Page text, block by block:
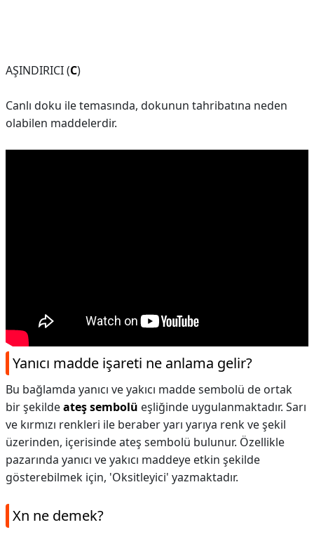
AŞINDIRICI (C)
Canlı doku ile temasında, dokunun tahribatına neden
olabilen maddelerdir.
Yanıcı madde işareti ne anlama gelir?
Bu bağlamda yanıcı ve yakıcı madde sembolü de ortak
bir şekildeateş sembolü eşliğinde uygulanmaktadır. Sarı
ve kırmızı renkleri ile beraber yarı yarıya renk ve şekil
üzerinden, içerisinde ateş sembolü bulunur. Özellikle
pazarında yanıcı ve yakıcı maddeye etkin şekilde
gösterebilmek için, 'Oksitleyici' yazmaktadır.
Xn ne demek?